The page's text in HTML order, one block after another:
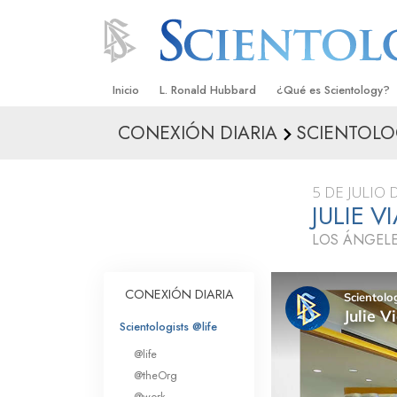
Inicio L. Ronald Hubbard ¿Qué es Scientology?
Creencias y Prácticas
Qué dicen los
Scientology
Conoce a un
Dentro de una Iglesia
Los Principios
Una Introducción a
CONEXIÓN DIARIA
5 DE JULIO
JULIE
LOS
CONEXIÓN DIARIA
Scientologists @life
@life
@theOrg